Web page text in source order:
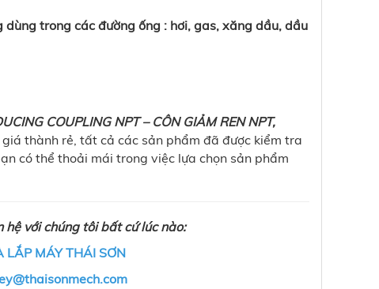
trong các đường ống : hơi, gas, xăng dầu, dầu
COUPLING NPT – CÔN GIẢM REN NPT,
thành rẻ, tất cả các sản phẩm đã được kiểm tra
có thể thoải mái trong việc lựa chọn sản phẩm
với chúng tôi bất cứ lúc nào:
LẮP MÁY THÁI SƠN